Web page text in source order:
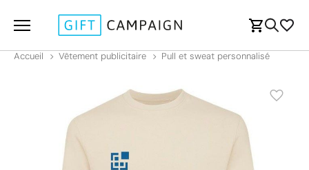
Accueil Vêtement publicitaire Pull et sweat personnalisé